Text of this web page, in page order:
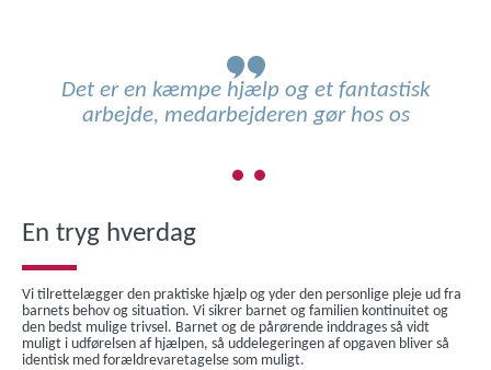
Det er en kæmpe hjælp og et fantastisk
arbejde, medarbejderen gør hos os
En tryg hverdag
Vi tilrettelægger den praktiske hjælp og yder den personlige pleje ud fra
barnets behov og situation. Vi sikrer barnet og familien kontinuitet og
den bedst mulige trivsel. Barnet og de pårørende inddrages så vidt
muligt i udførelsen af hjælpen, så uddelegeringen af opgaven bliver så
identisk med forældrevaretagelse som muligt.